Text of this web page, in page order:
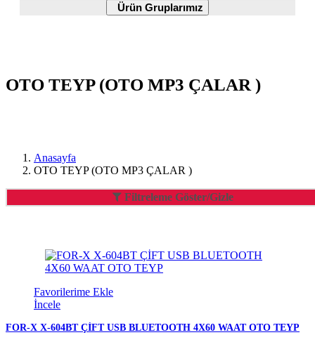
Ürün
Gruplarımız
Ürün Gruplarımız
OTO TEYP (OTO MP3 ÇALAR )
Anasayfa
OTO TEYP (OTO MP3 ÇALAR )
Filtreleme Göster/Gizle
Favorilerime Ekle
İncele
FOR-X X-604BT ÇİFT USB BLUETOOTH 4X60 WAAT OTO TEYP